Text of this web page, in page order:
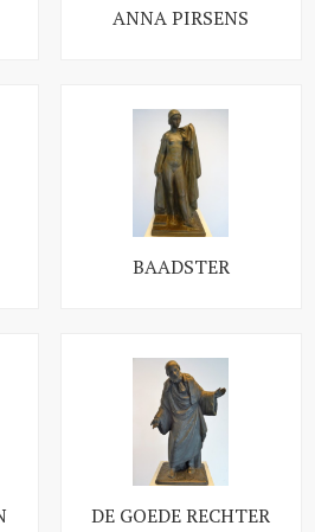
ANNA PIRSENS
BAADSTER
DE GOEDE RECHTER